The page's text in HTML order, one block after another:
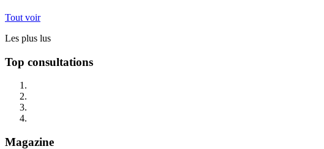
Tout voir
Les plus lus
Top consultations
Magazine